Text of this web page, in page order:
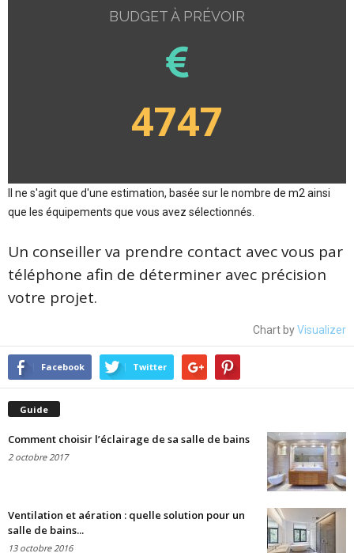
BUDGET À PRÉVOIR
4747
Il ne s'agit que d'une estimation, basée sur le nombre de m2 ainsi
que les équipements que vous avez sélectionnés.
Un conseiller va prendre contact avec vous par
téléphone afin de déterminer avec précision
votre projet.
Chart byVisualizer
Facebook Twitter
Guide
Comment choisir l’éclairage de sa salle de bains
2 octobre 2017
Ventilation et aération : quelle solution pour un
salle de bains...
13 octobre 2016